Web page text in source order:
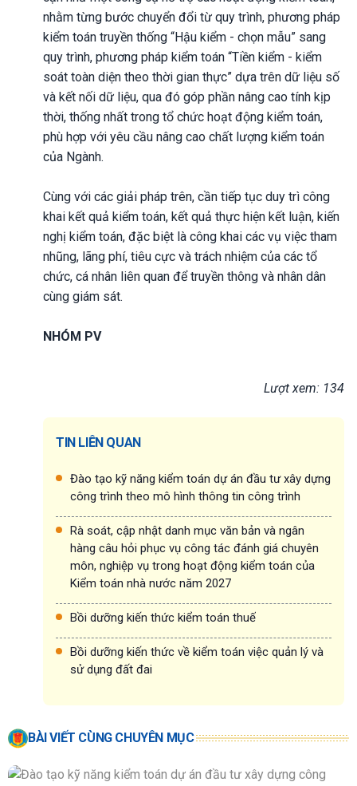
nhằm từng bước chuyển đổi từ quy trình, phương pháp
kiểm toán truyền thống “Hậu kiểm - chọn mẫu” sang
quy trình, phương pháp kiểm toán “Tiền kiểm - kiểm
soát toàn diện theo thời gian thực” dựa trên dữ liệu số
và kết nối dữ liệu, qua đó góp phần nâng cao tính kịp
thời, thống nhất trong tổ chức hoạt động kiểm toán,
phù hợp với yêu cầu nâng cao chất lượng kiểm toán
của Ngành.
Cùng với các giải pháp trên, cần tiếp tục duy trì công
khai kết quả kiểm toán, kết quả thực hiện kết luận, kiến
nghị kiểm toán, đặc biệt là công khai các vụ việc tham
nhũng, lãng phí, tiêu cực và trách nhiệm của các tổ
chức, cá nhân liên quan để truyền thông và nhân dân
cùng giám sát.
NHÓM PV
Lượt xem: 134
TIN LIÊN QUAN
Đào tạo kỹ năng kiểm toán dự án đầu tư xây dựng
công trình theo mô hình thông tin công trình
Rà soát, cập nhật danh mục văn bản và ngân
hàng câu hỏi phục vụ công tác đánh giá chuyên
môn, nghiệp vụ trong hoạt động kiểm toán của
Kiểm toán nhà nước năm 2027
Bồi dưỡng kiến thức kiểm toán thuế
Bồi dưỡng kiến thức về kiểm toán việc quản lý và
sử dụng đất đai
BÀI VIẾT CÙNG CHUYÊN MỤC